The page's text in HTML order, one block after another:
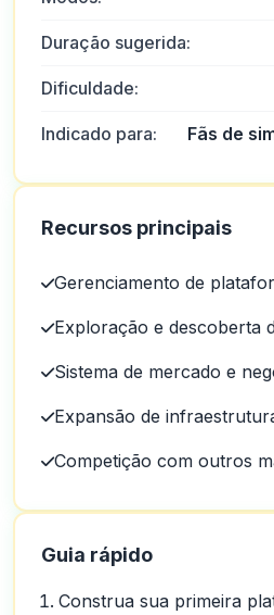
Duração sugerida:
Dificuldade:
Indicado para: Fãs de
Recursos principais
Gerenciamento de
Exploração e descoberta
Sistema de mercado e
Expansão de
Competição com outros
Guia rápido
Construa sua primeira